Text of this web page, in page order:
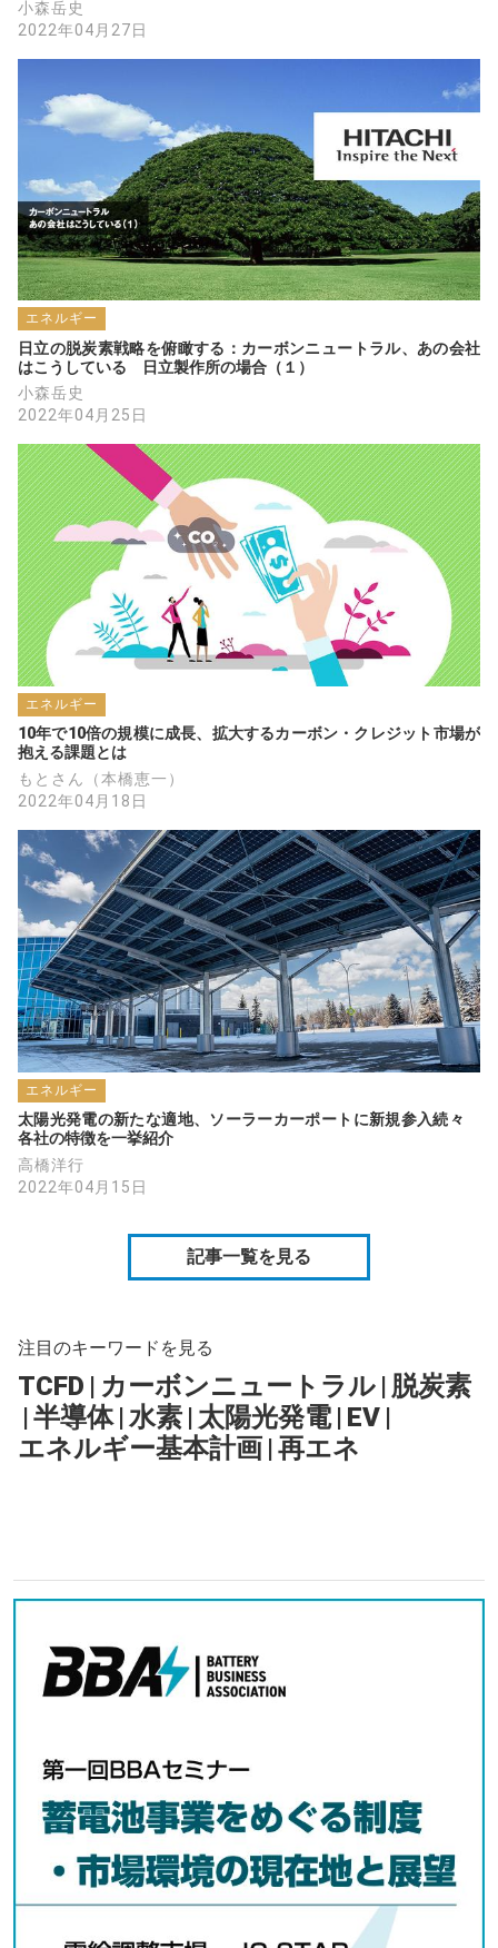
小森岳史
2022年04月27日
エネルギー
日立の脱炭素戦略を俯瞰する：カーボンニュートラル、あの会社
はこうしている　日立製作所の場合（１）
小森岳史
2022年04月25日
エネルギー
10年で10倍の規模に成長、拡大するカーボン・クレジット市場が
抱える課題とは
もとさん（本橋恵一）
2022年04月18日
エネルギー
太陽光発電の新たな適地、ソーラーカーポートに新規参入続々
各社の特徴を一挙紹介
高橋洋行
2022年04月15日
記事一覧を見る
注目のキーワードを見る
TCFD | カーボンニュートラル | 脱炭素
|半導体 |水素 | 太陽光発電 | EV |
エネルギー基本計画 |再エネ